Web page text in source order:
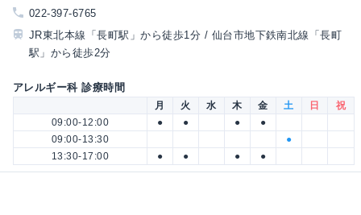
022-397-6765
JR東北本線「長町駅」から徒歩1分 / 仙台市地下鉄南北線「長町
駅」から徒歩2分
アレルギー科 診療時間
月 火 水 木 金 土 日
祝
09:00-12:00
● ● ●
●
09:00-13:30
●
13:30-17:00
● ● ● ●